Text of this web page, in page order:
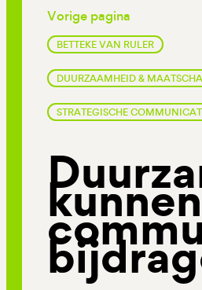
Vorige pagina
BETTEKE VAN RULER
DUURZAAMHEID &
STRATEGISCHE